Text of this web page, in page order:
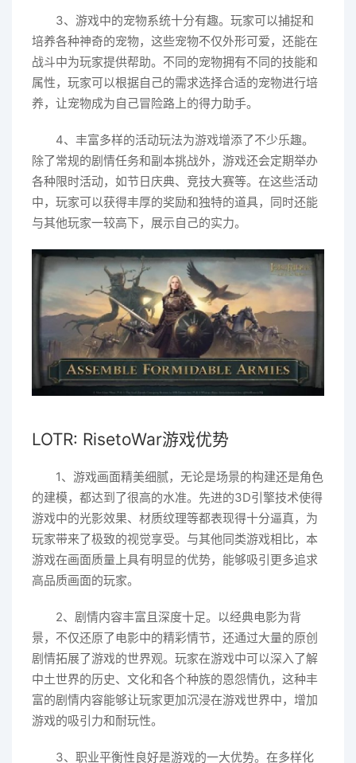
3、游戏中的宠物系统十分有趣。玩家可以捕捉和
培养各种神奇的宠物，这些宠物不仅外形可爱，还能在
战斗中为玩家提供帮助。不同的宠物拥有不同的技能和
属性，玩家可以根据自己的需求选择合适的宠物进行培
养，让宠物成为自己冒险路上的得力助手。
4、丰富多样的活动玩法为游戏增添了不少乐趣。
除了常规的剧情任务和副本挑战外，游戏还会定期举办
各种限时活动，如节日庆典、竞技大赛等。在这些活动
中，玩家可以获得丰厚的奖励和独特的道具，同时还能
与其他玩家一较高下，展示自己的实力。
LOTR: RisetoWar游戏优势
1、游戏画面精美细腻，无论是场景的构建还是角色
的建模，都达到了很高的水准。先进的3D引擎技术使得
游戏中的光影效果、材质纹理等都表现得十分逼真，为
玩家带来了极致的视觉享受。与其他同类游戏相比，本
游戏在画面质量上具有明显的优势，能够吸引更多追求
高品质画面的玩家。
2、剧情内容丰富且深度十足。以经典电影为背
景，不仅还原了电影中的精彩情节，还通过大量的原创
剧情拓展了游戏的世界观。玩家在游戏中可以深入了解
中土世界的历史、文化和各个种族的恩怨情仇，这种丰
富的剧情内容能够让玩家更加沉浸在游戏世界中，增加
游戏的吸引力和耐玩性。
3、职业平衡性良好是游戏的一大优势。在多样化